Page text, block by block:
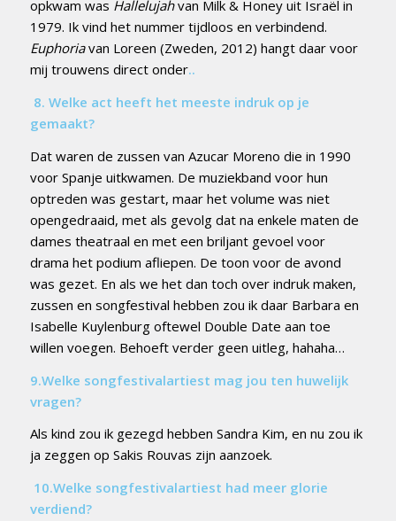
opkwam was Hallelujahvan Milk & Honey uit Israël in
1979. Ik vind het nummer tijdloos en verbindend.
Euphoriavan Loreen (Zweden, 2012) hangt daar voor
mij trouwens direct onder..
8. Welke act heeft het meeste indruk op je
gemaakt?
Dat waren de zussen van Azucar Moreno die in 1990
voor Spanje uitkwamen. De muziekband voor hun
optreden was gestart, maar het volume was niet
opengedraaid, met als gevolg dat na enkele maten de
dames theatraal en met een briljant gevoel voor
drama het podium afliepen. De toon voor de avond
was gezet. En als we het dan toch over indruk maken,
zussen en songfestival hebben zou ik daar Barbara en
Isabelle Kuylenburg oftewel Double Date aan toe
willen voegen. Behoeft verder geen uitleg, hahaha…
9.Welke songfestivalartiest mag jou ten huwelijk
vragen?
Als kind zou ik gezegd hebben Sandra Kim, en nu zou ik
ja zeggen op Sakis Rouvas zijn aanzoek.
10.Welke songfestivalartiest had meer glorie
verdiend?